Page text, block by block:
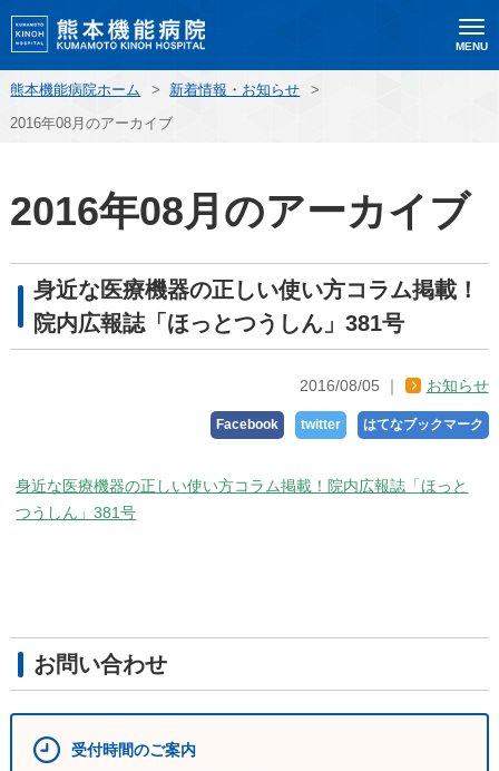
MENU
熊本機能病院ホーム > 新着情報・お知らせ
>
2016年08月のアーカイブ
2016年08月のアーカイブ
身近な医療機器の正しい使い方コラム掲載！
院内広報誌「ほっとつうしん」381号
2016/08/05 お知らせ
Facebook twitter はてなブックマーク
身近な医療機器の正しい使い方コラム掲載！院内広報誌「ほっと
つうしん」381号
お問い合わせ
受付時間のご案内